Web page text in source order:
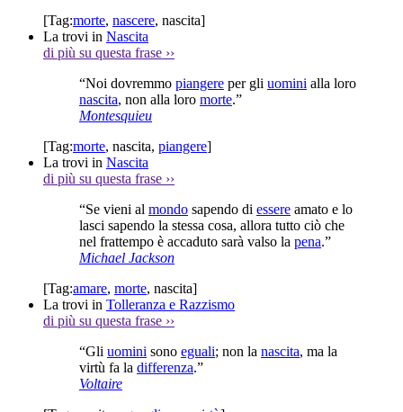
[Tag:morte, nascere, nascita]
La trovi in Nascita
di più su questa frase ››
“Noi dovremmo piangere per gli uomini alla loro
nascita, non alla loro morte.”
Montesquieu
[Tag:morte, nascita, piangere]
La trovi in Nascita
di più su questa frase ››
“Se vieni al mondo sapendo di essere amato e lo
lasci sapendo la stessa cosa, allora tutto ciò che
nel frattempo è accaduto sarà valso la pena.”
Michael Jackson
[Tag:amare, morte, nascita]
La trovi in Tolleranza e Razzismo
di più su questa frase ››
“Gli uomini sono eguali; non la nascita, ma la
virtù fa la differenza.”
Voltaire